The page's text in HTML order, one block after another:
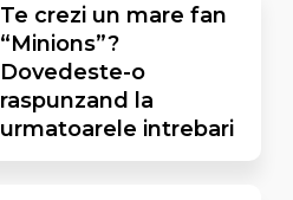
Te crezi un mare fan
“Minions”?
Dovedeste-o
raspunzand la
urmatoarele intrebari